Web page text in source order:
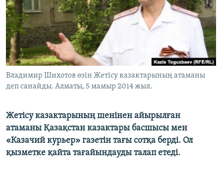
ЖАЗЫЛЫҢЫЗ
Басқа тілдерде
Владимир Шихотов өзін Жетісу казактарының атаманы
деп санайды. Алматы, 5 мамыр 2014 жыл.
Жетісу казактарының шенінен айырылған
атаманы Қазақстан казактары басшысы мен
«Казачий курьер» газетін тағы сотқа берді. Ол
қызметке қайта тағайындауды талап етеді.